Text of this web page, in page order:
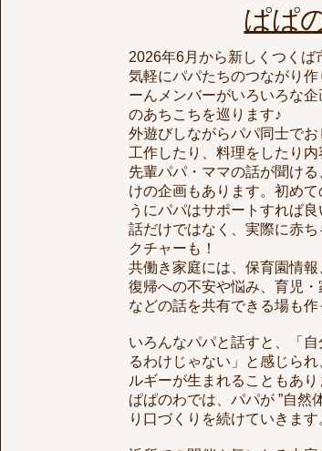
ぱぱ
2026年6月から新しくつくば
気軽にパパたちのつながり
ーんメンバーがいろいろな
のあちこちを巡ります♪
外遊びしながらパパ同士で
工作したり、料理をしたり内
先輩パパ・ママの話が聞け
けの企画もあります。初め
うにパパはサポートすれば
話だけではなく、実際に赤
クチャーも！
共働き家庭には、保育園情
復帰への不安や悩み、育児
などの話を共有できる場も作
いろんなパパと話すと、「
るわけじゃない」と感じら
ルギーが生まれることもあり
ぱぱのわでは、パパが ”自然
り口づくりを続けていきます